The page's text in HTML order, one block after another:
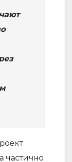
частично